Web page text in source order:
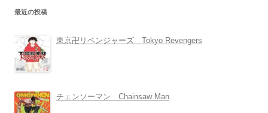
最近の投稿
東京卍リベンジャーズ Tokyo Revengers
チェンソーマン Chainsaw Man